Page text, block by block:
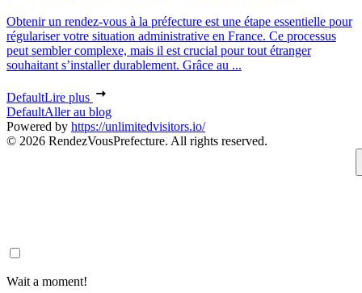
Obtenir un rendez-vous à la préfecture est une étape essentielle pour
régulariser votre situation administrative en France. Ce processus
peut sembler complexe, mais il est crucial pour tout étranger
souhaitant s’installer durablement. Grâce au ...
DefaultLire plus
DefaultAller au blog
Powered by https://unlimitedvisitors.io/
© 2026 RendezVousPrefecture. All rights reserved.
Wait a moment!